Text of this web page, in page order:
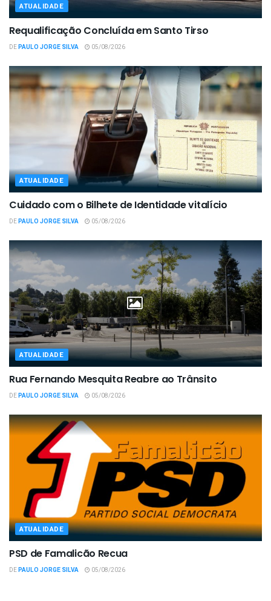
ATUALIDADE
Requalificação Concluída em Santo Tirso
DEPAULO JORGE SILVA 05/08/2026
ATUALIDADE
Cuidado com o Bilhete de Identidade vitalício
DEPAULO JORGE SILVA 05/08/2026
ATUALIDADE
Rua Fernando Mesquita Reabre ao Trânsito
DEPAULO JORGE SILVA 05/08/2026
ATUALIDADE
PSD de Famalicão Recua
DEPAULO JORGE SILVA 05/08/2026